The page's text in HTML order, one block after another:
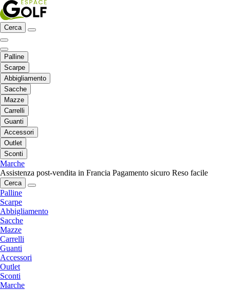
Cerca
Palline
Scarpe
Abbigliamento
Sacche
Mazze
Carrelli
Guanti
Accessori
Outlet
Sconti
Marche
Assistenza post-vendita in Francia Pagamento sicuro Reso facile
Cerca
Palline
Scarpe
Abbigliamento
Sacche
Mazze
Carrelli
Guanti
Accessori
Outlet
Sconti
Marche